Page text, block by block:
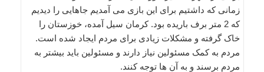
زمانی که داشتیم برای این بازی می آمدیم جاهایی را دیدیم
که 2 متر برف باریده بود. کرمان سیل آمده، خوزستان را
خاک گرفته و مشکلات زیادی برای مردم ایجاد شده است.
مردم به کمک مسئولین نیاز دارند و مسئولین باید بیشتر به
مردم برسند و به آن ها توجه کنند.